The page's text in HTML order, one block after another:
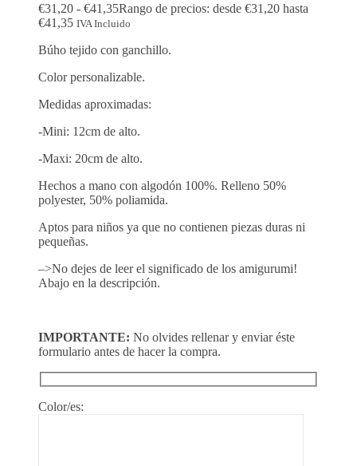
€31,20 - €41,35Rango de precios: desde €31,20 hasta
€41,35 IVA Incluido
Búho tejido con ganchillo.
Color personalizable.
Medidas aproximadas:
-Mini: 12cm de alto.
-Maxi: 20cm de alto.
Hechos a mano con algodón 100%. Relleno 50%
polyester, 50% poliamida.
Aptos para niños ya que no contienen piezas duras ni
pequeñas.
–>No dejes de leer el significado de los amigurumi!
Abajo en la descripción.
IMPORTANTE: No olvides rellenar y enviar éste
formulario antes de hacer la compra.
Color/es: